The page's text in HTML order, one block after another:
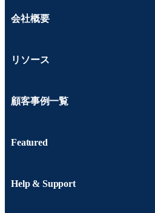
会社概要
リソース
顧客事例一覧
Featured
Help & Support